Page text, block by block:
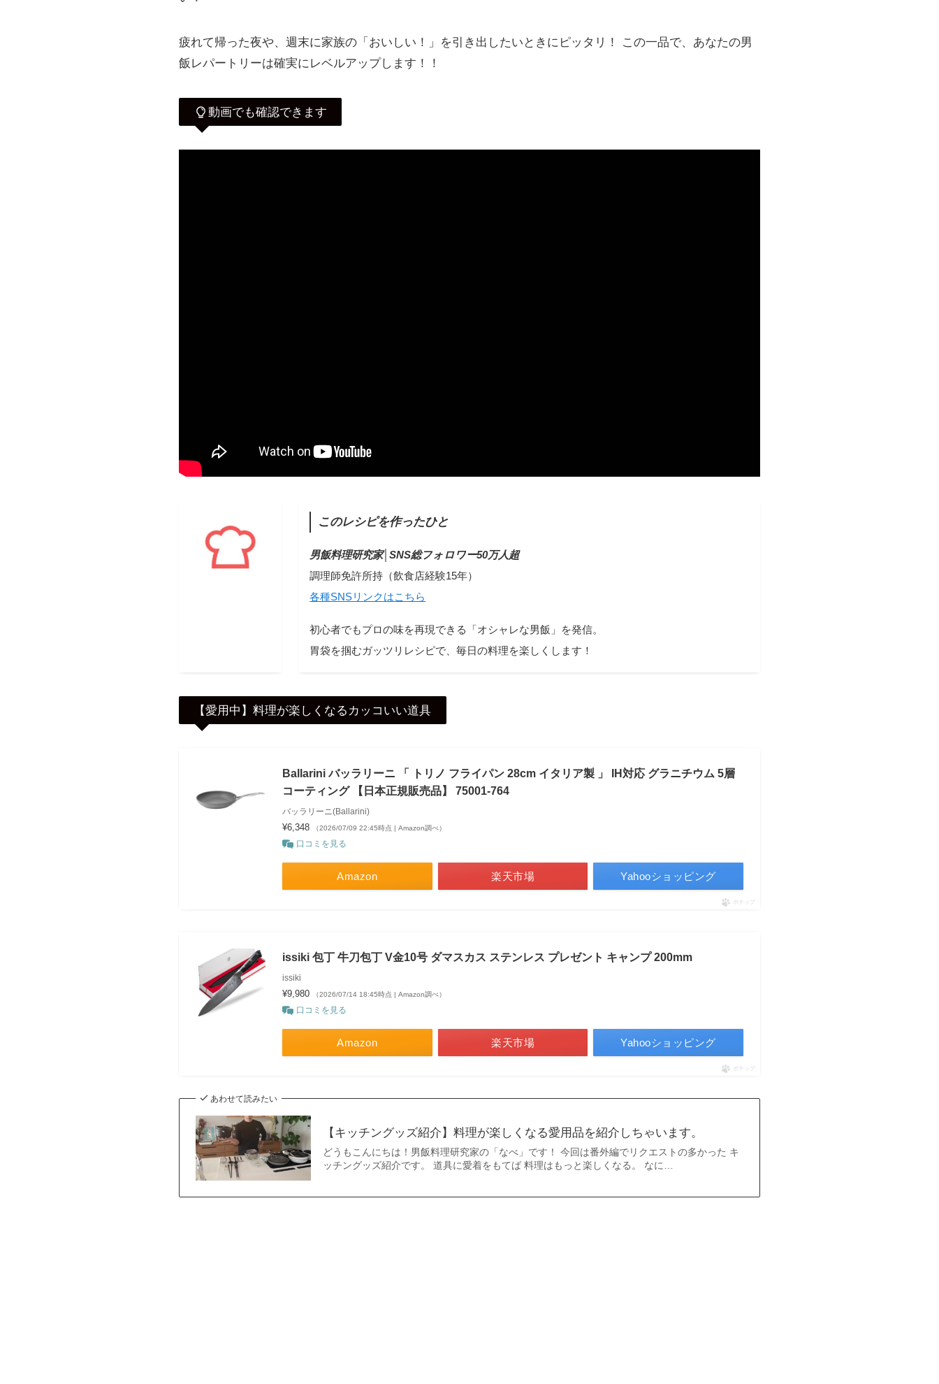
疲れて帰った夜や、週末に家族の「おいしい！」を引き出したいときにピッタリ！ この一品で、あなたの男
飯レパートリーは確実にレベルアップします！！
動画でも確認できます
このレシピを作ったひと
男飯料理研究家│SNS総フォロワー50万人超
調理師免許所持（飲食店経験15年）
各種SNSリンクはこちら
初心者でもプロの味を再現できる「オシャレな男飯」を発信。
胃袋を掴むガッツリレシピで、毎日の料理を楽しくします！
【愛用中】料理が楽しくなるカッコいい道具
Ballarini バッラリーニ 「 トリノ フライパン 28cm イタリア製 」 IH対応 グラニチウム 5層
コーティング 【日本正規販売品】 75001-764
バッラリーニ(Ballarini)
¥6,348 （2026/07/09 22:45時点 | Amazon調べ）
口コミを見る
Amazon 楽天市場 Yahooショッピング
ポチップ
issiki 包丁 牛刀包丁 V金10号 ダマスカス ステンレス プレゼント キャンプ 200mm
issiki
¥9,980 （2026/07/14 18:45時点 | Amazon調べ）
口コミを見る
Amazon 楽天市場 Yahooショッピング
ポチップ
あわせて読みたい
【キッチングッズ紹介】料理が楽しくなる愛用品を紹介しちゃいます。
どうもこんにちは！男飯料理研究家の「なべ」です！ 今回は番外編でリクエストの多かった キ
ッチングッズ紹介です。 道具に愛着をもてば 料理はもっと楽しくなる。 なに…